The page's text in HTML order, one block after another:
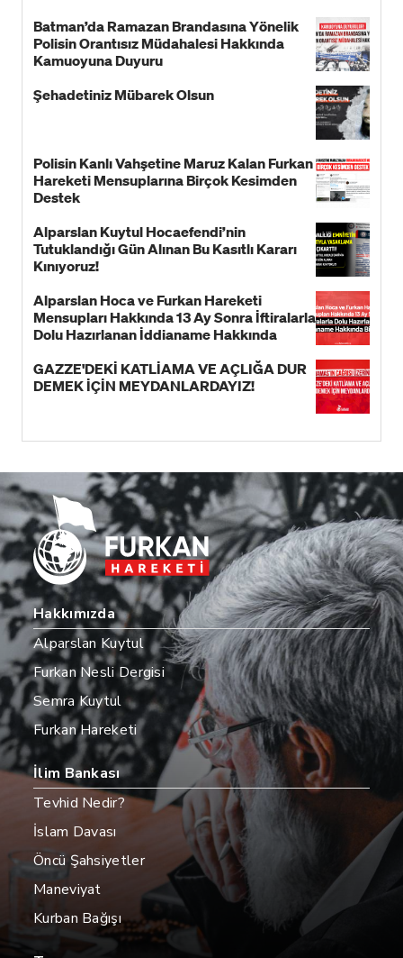
Batman’da Ramazan Brandasına Yönelik
Polisin Orantısız Müdahalesi Hakkında
Kamuoyuna Duyuru
Şehadetiniz Mübarek Olsun
Polisin Kanlı Vahşetine Maruz Kalan Furkan
Hareketi Mensuplarına Birçok Kesimden
Destek
Alparslan Kuytul Hocaefendi’nin
Tutuklandığı Gün Alınan Bu Kasıtlı Kararı
Kınıyoruz!
Alparslan Hoca ve Furkan Hareketi
Mensupları Hakkında 13 Ay Sonra İftiralarla
Dolu Hazırlanan İddianame Hakkında
GAZZE'DEKİ KATLİAMA VE AÇLIĞA DUR
DEMEK İÇİN MEYDANLARDAYIZ!
Hakkımızda
Alparslan Kuytul
Furkan Nesli Dergisi
Semra Kuytul
Furkan Hareketi
İlim Bankası
Tevhid Nedir?
İslam Davası
Öncü Şahsiyetler
Maneviyat
Kurban Bağışı